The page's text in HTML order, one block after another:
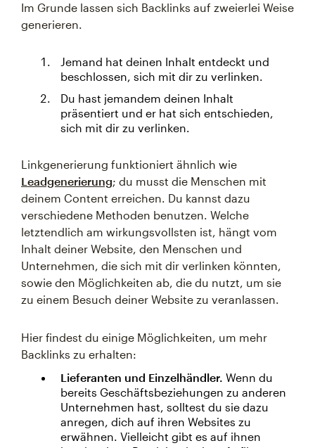
Im Grunde lassen sich Backlinks auf zweierlei Weise
generieren.
Jemand hat deinen Inhalt entdeckt und
beschlossen, sich mit dir zu verlinken.
Du hast jemandem deinen Inhalt
präsentiert und er hat sich entschieden,
sich mit dir zu verlinken.
Linkgenerierung funktioniert ähnlich wie
Leadgenerierung; du musst die Menschen mit
deinem Content erreichen. Du kannst dazu
verschiedene Methoden benutzen. Welche
letztendlich am wirkungsvollsten ist, hängt vom
Inhalt deiner Website, den Menschen und
Unternehmen, die sich mit dir verlinken könnten,
sowie den Möglichkeiten ab, die du nutzt, um sie
zu einem Besuch deiner Website zu veranlassen.
Hier findest du einige Möglichkeiten, um mehr
Backlinks zu erhalten:
Lieferanten und Einzelhändler. Wenn du
bereits Geschäftsbeziehungen zu anderen
Unternehmen hast, solltest du sie dazu
anregen, dich auf ihren Websites zu
erwähnen. Vielleicht gibt es auf ihnen